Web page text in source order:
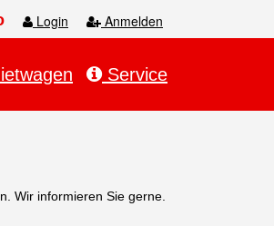
Login Anmelden
Service
Wir informieren Sie gerne.